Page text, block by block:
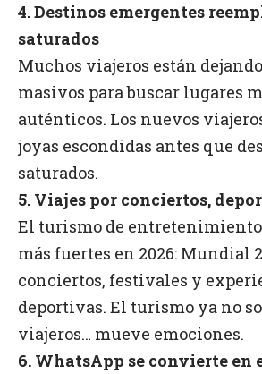
4. Destinos emergentes
saturados
Muchos viajeros están
masivos para buscar lugares
auténticos. Los nuevos
joyas escondidas antes que
saturados.
5. Viajes por conciertos,
El turismo de entretenimiento
más fuertes en 2026: Mundial
conciertos, festivales y
deportivas. El turismo ya no
viajeros… mueve emociones.
6. WhatsApp se convierte en